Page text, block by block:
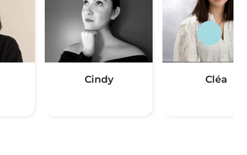
Cindy Cléa